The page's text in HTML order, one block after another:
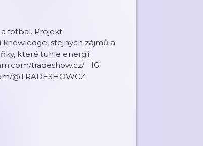
fotbal. Projekt
knowledge, stejných zájmů a
které tuhle energii
tradeshow.cz/ IG:
@TRADESHOWCZ